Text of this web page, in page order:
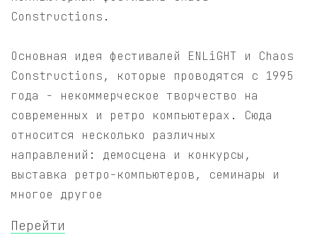
Constructions.
Основная идея фестивалей ENLiGHT и Chaos
Constructions, которые проводятся с 1995
года - некоммерческое творчество на
современных и ретро компьютерах. Сюда
относится несколько различных
направлений: демосцена и конкурсы,
выставка ретро-компьютеров, семинары и
многое другое
Перейти